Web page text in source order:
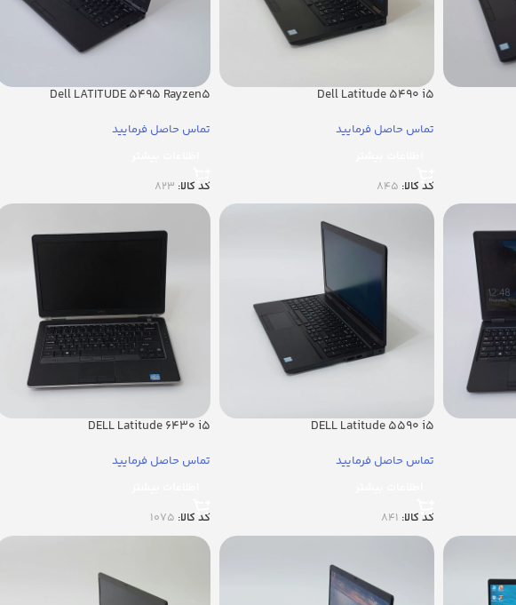
Dell Latitude 5490 i5
تماس حاصل فرمایید
کد کالا: 845
Dell LATITUDE 5495 Rayzen5
تماس حاصل فرمایید
کد کالا: 823
DELL Latitude 5590 i5
تماس حاصل فرمایید
کد کالا: 841
DELL Latitude 6430 i5
تماس حاصل فرمایید
کد کالا: 1075